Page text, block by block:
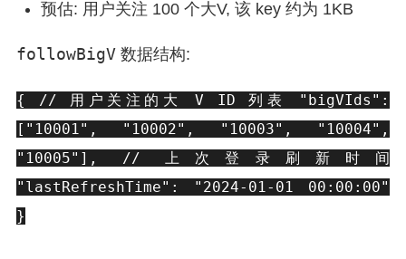
预估: 用户关注 100 个大V, 该 key 约为 1KB
followBigV 数据结构:
{ // 用户关注的大 V ID 列表 "bigVIds":
["10001", "10002", "10003", "10004",
"10005"], // 上次登录刷新时间
"lastRefreshTime": "2024-01-01 00:00:00"
}